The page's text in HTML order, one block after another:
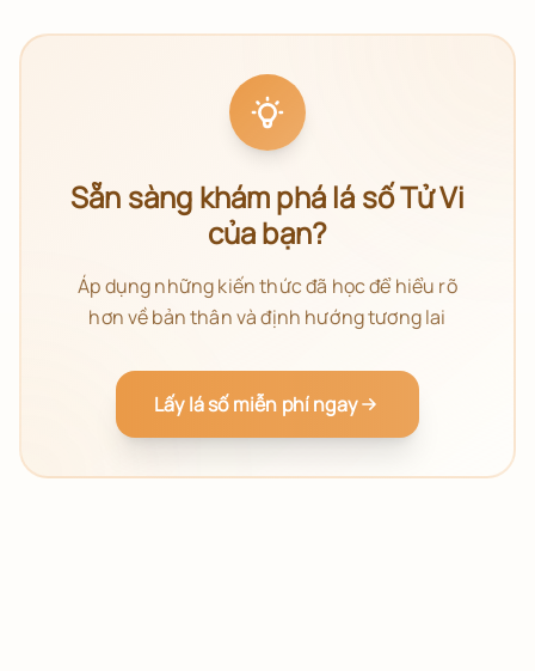
Sẵn sàng khám phá lá số Tử Vi
của bạn?
Áp dụng những kiến thức đã học để hiểu rõ
hơn về bản thân và định hướng tương lai
Lấy lá số miễn phí ngay